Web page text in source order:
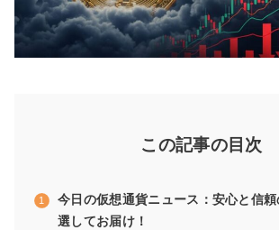
この記事の目次
今日の仮想通貨ニュース：安心と信
選してお届け！